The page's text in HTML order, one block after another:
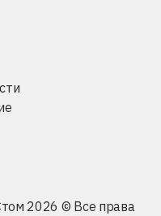
2026 © Все права